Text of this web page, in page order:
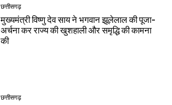
छत्तीसगढ़
मुख्यमंत्री विष्णु देव साय ने भगवान झूलेलाल की पूजा-
अर्चना कर राज्य की खुशहाली और समृद्धि की कामना
की
छत्तीसगढ़